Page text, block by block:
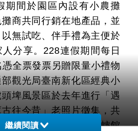
期間於園區內設有小農攤
商共同行銷在地產品，並
無試吃、伴手禮為主便於
分享。228連假期間每日
全票發票另贈限量小禮物
觀光局臺南新化區經典小
埤風景區於去年進行「遇
往今昔」老照片徵集，共
片，現移展至虎頭埤蟋蟀館
繼續閱讀